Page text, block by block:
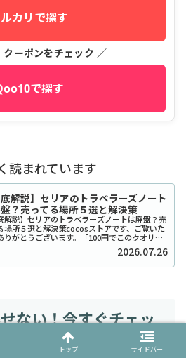
カリで探す
クーポンをチェック ／
で探す
読まれています
底解説】セリアのトラベラーズノート
？売ってる場所５選と解決策
解説】セリアのトラベラーズノートは廃盤？売
場所５選と解決策cocosストアです、ご覧いた
りがとうございます。「100円でこのクオリテ
」とSNSで爆発的な人気を博したセリアのトラ
ズノート風リフィルやカバーですが、...2026.07.26
ない！今すぐチェッ
トップ サイドバー